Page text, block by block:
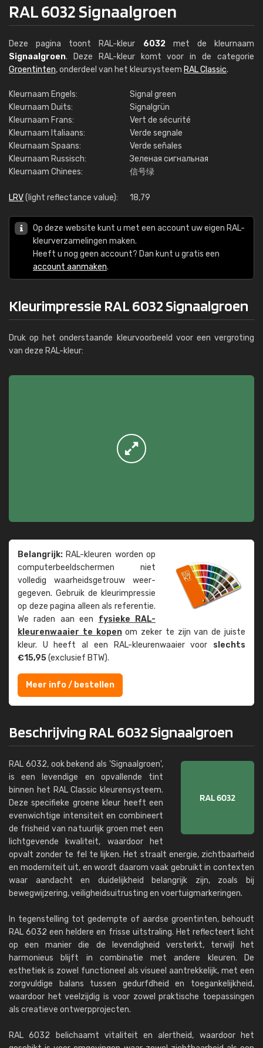
RAL 6032 Signaalgroen
Deze pagina toont RAL-kleur 6032met de kleurnaam
Signaalgroen. Deze RAL-kleur komt voor in de categorie
Groentinten, onderdeel van het kleursysteem RAL Classic.
Kleurnaam Engels:
Signal green
Kleurnaam Duits:
Signalgrün
Kleurnaam Frans:
Vert de sécurité
Kleurnaam Italiaans:
Verde segnale
Kleurnaam Spaans:
Verde señales
Kleurnaam Russisch:
Зеленая сигнальная
Kleurnaam Chinees:
信号绿
LRV(light reflectance value): 18,79
Op deze website kunt u met een account uw eigen RAL-
kleurverzamelingen maken.
Heeft u nog geen account? Dan kunt u gratis een
account aanmaken.
Kleurimpressie RAL 6032 Signaalgroen
Druk op het onderstaande kleurvoorbeeld voor een vergroting
van deze RAL-kleur:
Belangrijk: RAL-kleuren worden op
computer­beeld­schermen niet
volledig waarheids­­getrouw weer­
gegeven. Gebruik de kleur­impressie
op deze pagina alleen als referentie.
We raden aan een fysieke RAL-
kleuren­waaier te kopenom zeker te zijn van de juiste
kleur. U heeft al een RAL-kleuren­waaier voor slechts
€15,95(exclusief BTW).
Meer info / bestellen
Beschrijving RAL 6032 Signaalgroen
RAL 6032, ook bekend als 'Signaalgroen',
is een levendige en opvallende tint
binnen het RAL Classic kleurensysteem.
Deze specifieke groene kleur heeft een
evenwichtige intensiteit en combineert
de frisheid van natuurlijk groen met een
lichtgevende kwaliteit, waardoor het
opvalt zonder te fel te lijken. Het straalt energie, zichtbaarheid
en moderniteit uit, en wordt daarom vaak gebruikt in contexten
waar aandacht en duidelijkheid belangrijk zijn, zoals bij
bewegwijzering, veiligheidsuitrusting en voertuigmarkeringen.
In tegenstelling tot gedempte of aardse groentinten, behoudt
RAL 6032 een heldere en frisse uitstraling. Het reflecteert licht
op een manier die de levendigheid versterkt, terwijl het
harmonieus blijft in combinatie met andere kleuren. De
esthetiek is zowel functioneel als visueel aantrekkelijk, met een
zorgvuldige balans tussen gedurfdheid en toegankelijkheid,
waardoor het veelzijdig is voor zowel praktische toepassingen
als creatieve ontwerpprojecten.
RAL 6032 belichaamt vitaliteit en alertheid, waardoor het